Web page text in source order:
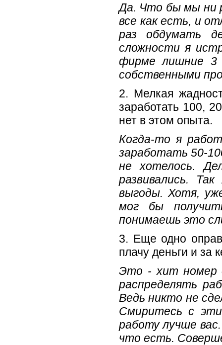
Да. Что бы мы ни
все как есть, и
раз обдумать
сложности я
фирме лишние 3
собственными
2. Мелкая
заработать 100,
нет в этом опыта.
Когда-то я
заработать 50-
не хотелось.
развивались.
выгоды. Хотя,
мог бы
понимаешь это
3. Еще одно
плачу деньги и за
Это - хит номер
распределять
Ведь никто не
Смиритесь с
работу лучше
что есть.